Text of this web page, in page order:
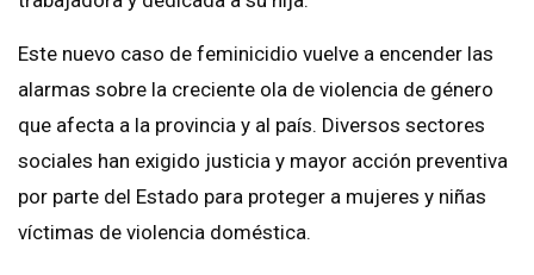
Este nuevo caso de feminicidio vuelve a encender las
alarmas sobre la creciente ola de violencia de género
que afecta a la provincia y al país. Diversos sectores
sociales han exigido justicia y mayor acción preventiva
por parte del Estado para proteger a mujeres y niñas
víctimas de violencia doméstica.